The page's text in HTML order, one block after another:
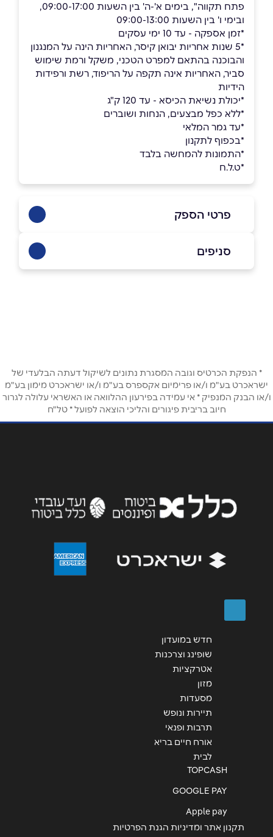
פתח תקווה", בימים א'-ה' בין השעות 09:00-17:00,
ובימי ו' בין השעות 09:00-13:00
*זמן אספקה - עד 10 ימי עסקים
*5 שנות אחריות יבואן קיסר, האחריות הינה על המנגנון
והבוכנה בהתאם למפרט הטכני, משקל ורמת שימוש
סביר, האחריות אינה תקפה על הריפוד, רשת ורפידות
הידיות
*יכולת נשיאת הכיסא - עד 120 ק"ג
*ללא כפל מבצעים, הנחות ושוברים
*עד גמר המלאי
*בכפוף לתקנון
*התמונות להמחשה בלבד
*ט.ל.ח
פרטי הספק
באתר בפייסבוק באינסטגרם
טלפון*
אימייל *
הודעה*
סניפים
* הנפקת הכרטיס וגובה המסגרת נתונים לשיקול דעתה הבלעדי של
ישראכרט בע"מ ו/או פרימיום אקספרס בע"מ ו/או ישראכרט מימון בע"מ
ו/או הבנק המנפיק * אי עמידה בפירעון ההלוואה או האשראי עלולה לגרור
חיוב בריבית פיגורים והליכי הוצאה לפועל * טל"ח
חדש במועדון
שופינג וצרכנות
אטרקציות
מזון
מסעדות
תיירות ונופש
תרבות ופנאי
אורח חיים בריא
לבית
TOPCASH
GOOGLE PAY
Apple pay
תקנון אתר ומדיניות הגנת הפרטיות